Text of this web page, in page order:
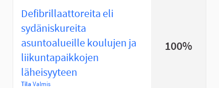
Defibrillaattoreita eli
sydäniskureita
asuntoalueille koulujen ja
liikuntapaikkojen
läheisyyteen
Tila Valmis
100%